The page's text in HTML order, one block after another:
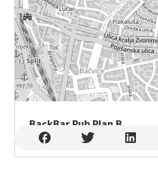
BackBar Pub Plan B
BackBar Pub Plan B , Split